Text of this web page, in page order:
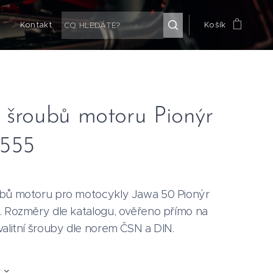
Kontakt Košík
šroubů motoru Pionýr
motoru pro motocykly Jawa 50 Pionýr
Rozměry dle katalogu, ověřeno přímo na
šrouby dle norem ČSN a DIN.